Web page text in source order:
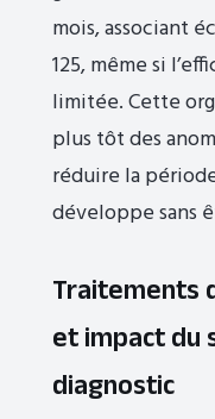
mois, associant
125, même si
limitée. Cette
plus tôt des
réduire la
développe sans
Traitements
et impact du
diagnostic